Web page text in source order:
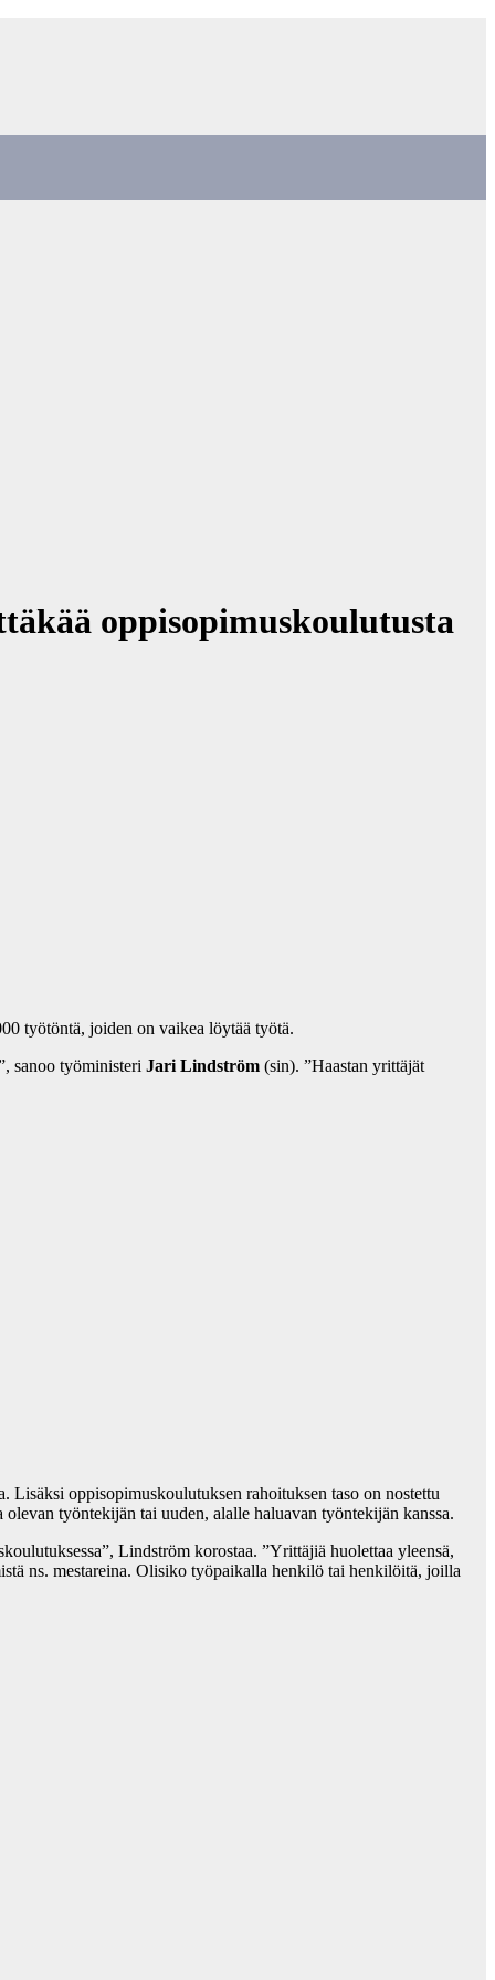
oppisopimuskoulutusta
työtöntä, joiden on vaikea löytää työtä.
sanoo työministeri Jari Lindström (sin). ”Haastan yrittäjät
Lisäksi oppisopimuskoulutuksen rahoituksen taso on nostettu
työntekijän tai uuden, alalle haluavan työntekijän kanssa.
Lindström korostaa. ”Yrittäjiä huolettaa yleensä,
ns. mestareina. Olisiko työpaikalla henkilö tai henkilöitä, joilla